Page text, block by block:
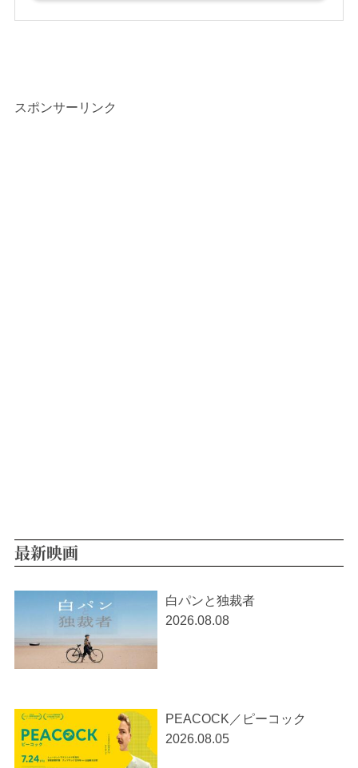
スポンサーリンク
最新映画
白パンと独裁者
2026.08.08
PEACOCK／ピーコック
2026.08.05